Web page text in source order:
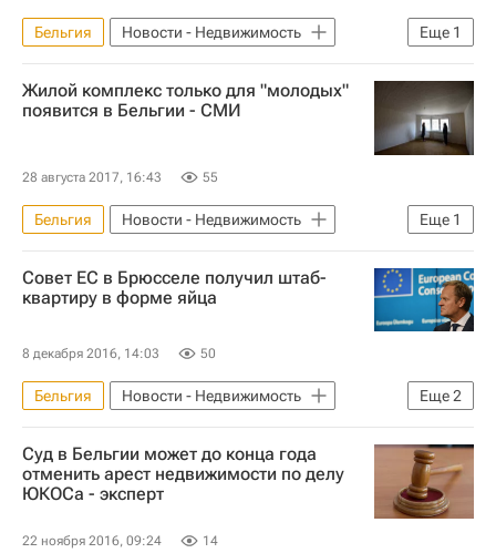
Еще 1
Бельгия
Новости - Недвижимость
Жилье
Жилой комплекс только для "молодых"
появится в Бельгии - СМИ
28 августа 2017, 16:43 55
Еще 1
Бельгия
Новости - Недвижимость
Жилье
Совет ЕС в Брюсселе получил штаб-
квартиру в форме яйца
8 декабря 2016, 14:03 50
Еще2
Бельгия
Новости - Недвижимость
Архитектура
Брюссель
Суд в Бельгии может до конца года
отменить арест недвижимости по делу
ЮКОСа - эксперт
22 ноября 2016, 09:24 14